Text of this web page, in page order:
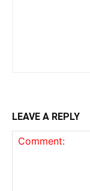
LEAVE A REPLY